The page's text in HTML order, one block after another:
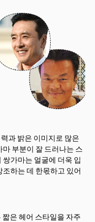
과 밝은 이미지로 많은
부분이 잘 드러나는 스
가마는 얼굴에 더욱 입
하는 데 한몫하고 있어
은 헤어 스타일을 자주